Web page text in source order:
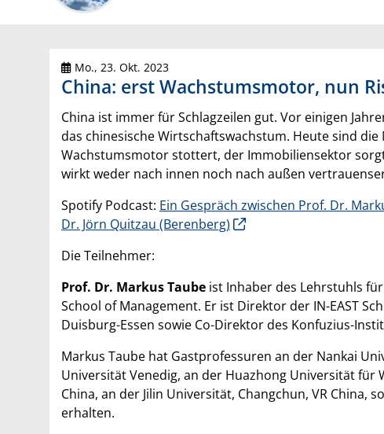
Mo., 23. Okt. 2023
China: erst Wachstumsmotor, nun
China ist immer für Schlagzeilen gut. Vor einigen
das chinesische Wirtschaftswachstum. Heute sind
Wachstumsmotor stottert, der Immobiliensektor
wirkt weder nach innen noch nach außen
Spotify Podcast: Ein Gespräch zwischen Prof. Dr.
Dr. Jörn Quitzau (Berenberg)
Die Teilnehmer:
Prof. Dr. Markus Taube ist Inhaber des Lehrstuhls
School of Management. Er ist Direktor der IN-EAST
Duisburg-Essen sowie Co-Direktor des Konfuzius-
Markus Taube hat Gastprofessuren an der Nankai
Universität Venedig, an der Huazhong Universität für
China, an der Jilin Universität, Changchun, VR China,
erhalten.